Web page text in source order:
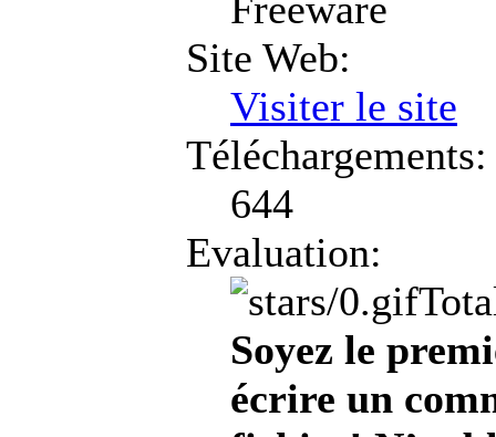
Site Web:
Visiter le site
Téléchargements:
644
Evaluation:
Soyez le
écrire un